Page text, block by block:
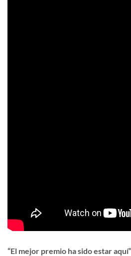
“El mejor premio ha sido estar